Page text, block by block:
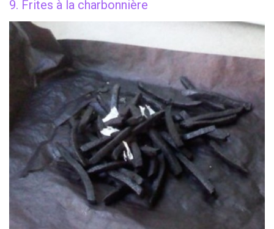
9. Frites à la charbonnière